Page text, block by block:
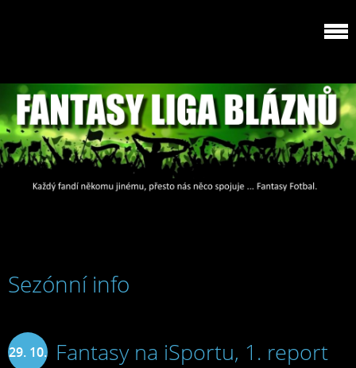
Sezónní info
29. 10. Fantasy na iSportu, 1. report